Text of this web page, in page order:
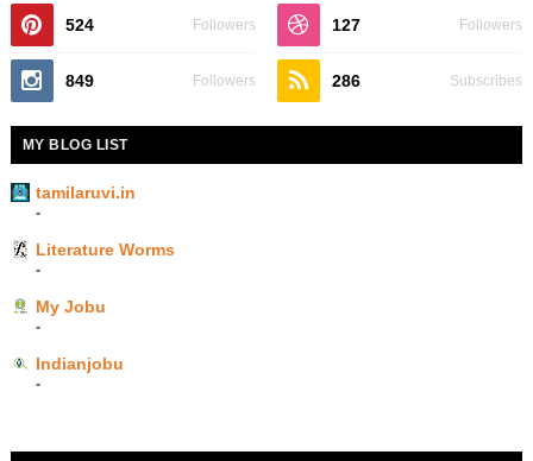
524 Followers 127 Followers
849 Followers 286 Subscribes
MY BLOG LIST
tamilaruvi.in
-
Literature Worms
-
My Jobu
-
Indianjobu
-